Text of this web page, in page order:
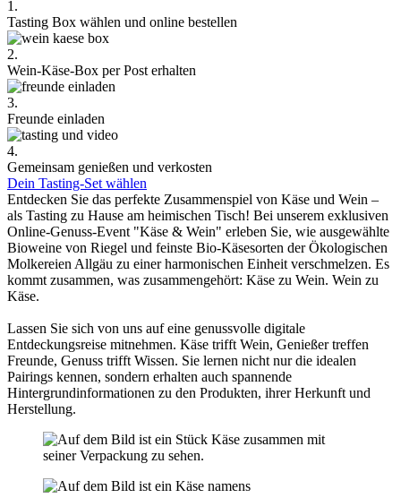
1.
Tasting Box wählen und online bestellen
2.
Wein-Käse-Box per Post erhalten
3.
Freunde einladen
4.
Gemeinsam genießen und verkosten
Dein Tasting-Set wählen
Entdecken Sie das perfekte Zusammenspiel von Käse und Wein –
als Tasting zu Hause am heimischen Tisch! Bei unserem exklusiven
Online-Genuss-Event "Käse & Wein" erleben Sie, wie ausgewählte
Bioweine von Riegel und feinste Bio-Käsesorten der Ökologischen
Molkereien Allgäu zu einer harmonischen Einheit verschmelzen. Es
kommt zusammen, was zusammengehört: Käse zu Wein. Wein zu
Käse.
Lassen Sie sich von uns auf eine genussvolle digitale
Entdeckungsreise mitnehmen. Käse trifft Wein, Genießer treffen
Freunde, Genuss trifft Wissen. Sie lernen nicht nur die idealen
Pairings kennen, sondern erhalten auch spannende
Hintergrundinformationen zu den Produkten, ihrer Herkunft und
Herstellung.